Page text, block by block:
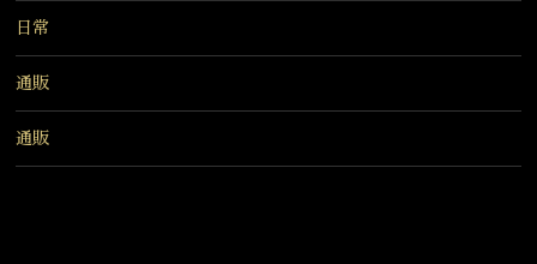
日常
通販
通販